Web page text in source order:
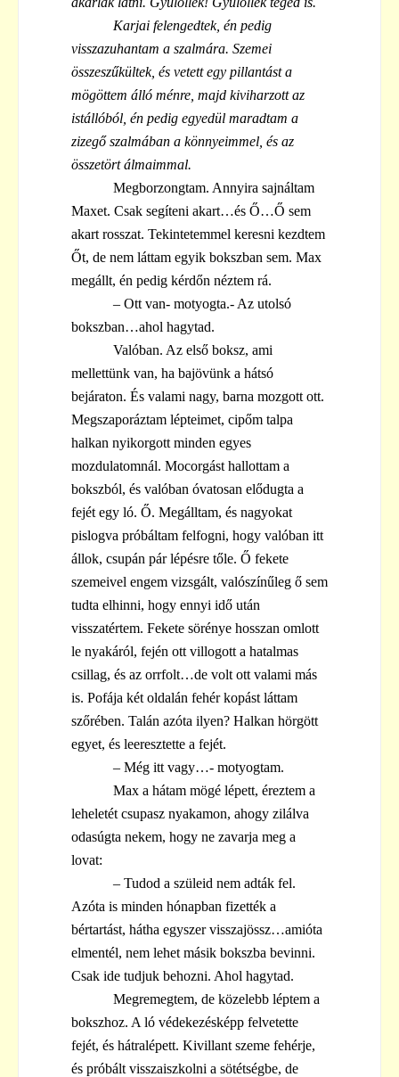
Karjai felengedtek, én pedig
visszazuhantam a szalmára. Szemei
összeszűkültek, és vetett egy pillantást a
mögöttem álló ménre, majd kiviharzott az
istállóból, én pedig egyedül maradtam a
zizegő szalmában a könnyeimmel, és az
összetört álmaimmal.
Megborzongtam. Annyira sajnáltam
Maxet. Csak segíteni akart…és Ő…Ő sem
akart rosszat. Tekintetemmel keresni kezdtem
Őt, de nem láttam egyik bokszban sem. Max
megállt, én pedig kérdőn néztem rá.
– Ott van- motyogta.- Az utolsó
bokszban…ahol hagytad.
Valóban. Az első boksz, ami
mellettünk van, ha bajövünk a hátsó
bejáraton. És valami nagy, barna mozgott ott.
Megszaporáztam lépteimet, cipőm talpa
halkan nyikorgott minden egyes
mozdulatomnál. Mocorgást hallottam a
bokszból, és valóban óvatosan elődugta a
fejét egy ló. Ő. Megálltam, és nagyokat
pislogva próbáltam felfogni, hogy valóban itt
állok, csupán pár lépésre tőle. Ő fekete
szemeivel engem vizsgált, valószínűleg ő sem
tudta elhinni, hogy ennyi idő után
visszatértem. Fekete sörénye hosszan omlott
le nyakáról, fején ott villogott a hatalmas
csillag, és az orrfolt…de volt ott valami más
is. Pofája két oldalán fehér kopást láttam
szőrében. Talán azóta ilyen? Halkan hörgött
egyet, és leeresztette a fejét.
– Még itt vagy…- motyogtam.
Max a hátam mögé lépett, éreztem a
leheletét csupasz nyakamon, ahogy zilálva
odasúgta nekem, hogy ne zavarja meg a
lovat:
– Tudod a szüleid nem adták fel.
Azóta is minden hónapban fizették a
bértartást, hátha egyszer visszajössz…amióta
elmentél, nem lehet másik bokszba bevinni.
Csak ide tudjuk behozni. Ahol hagytad.
Megremegtem, de közelebb léptem a
bokszhoz. A ló védekezésképp felvetette
fejét, és hátralépett. Kivillant szeme fehérje,
és próbált visszaiszkolni a sötétségbe, de